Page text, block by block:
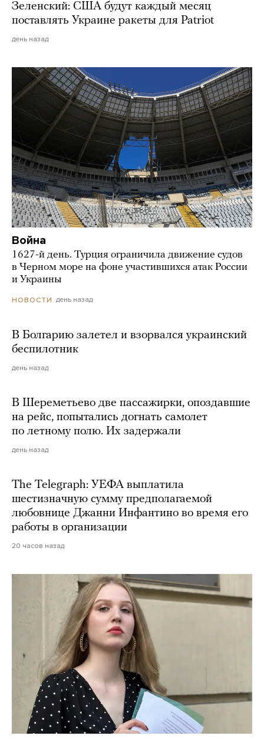
Зеленский: США будут каждый месяц
поставлять Украине ракеты для Patriot
день назад
Война
1627-й день. Турция ограничила движение судов
в Черном море на фоне участившихся атак России
и Украины
НОВОСТИ день назад
В Болгарию залетел и взорвался украинский
беспилотник
день назад
В Шереметьево две пассажирки, опоздавшие
на рейс, попытались догнать самолет
по летному полю. Их задержали
день назад
The Telegraph: УЕФА выплатила
шестизначную сумму предполагаемой
любовнице Джанни Инфантино во время его
работы в организации
20 часов назад